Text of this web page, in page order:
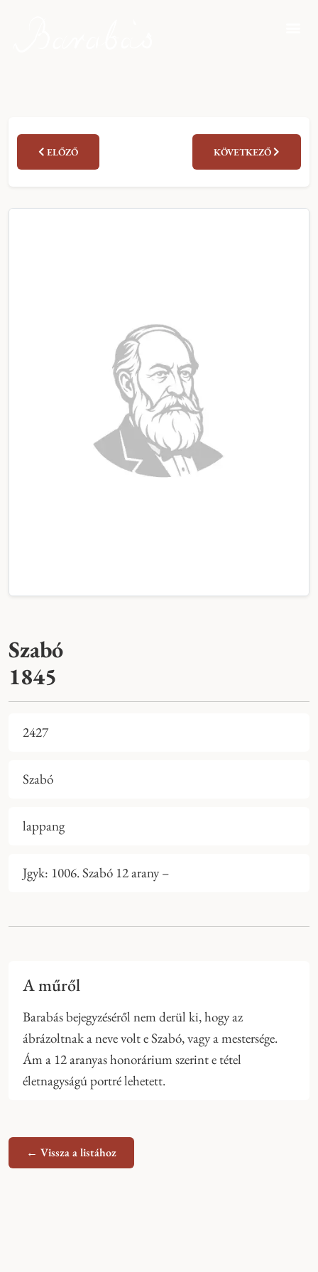
ELŐZŐ KÖVETKEZŐ
Szabó
1845
2427
Szabó
lappang
Jgyk: 1006. Szabó 12 arany –
A műről
Barabás bejegyzéséről nem derül ki, hogy az
ábrázoltnak a neve volt e Szabó, vagy a mestersége.
Ám a 12 aranyas honorárium szerint e tétel
életnagyságú portré lehetett.
← Vissza a listához